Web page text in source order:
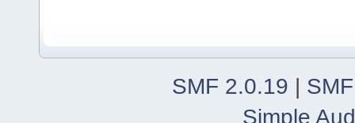
SMF 2.0.19 |
Simple